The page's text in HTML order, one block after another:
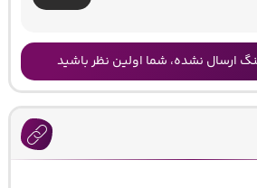
ارسال نشده، شما اولین نظر باشید